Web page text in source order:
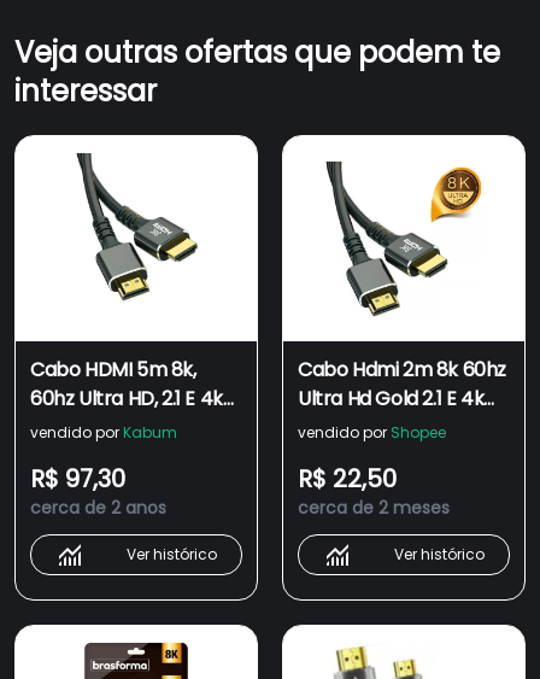
Veja outras ofertas que podem te
interessar
Cabo HDMI 5m 8k,
60hz Ultra HD, 2.1 E 4k
120hz, 5 Metros
vendido por Kabum
R$ 97,30
cerca de 2 anos
Ver histórico
Cabo Hdmi 2m 8k 60hz
Ultra Hd Gold 2.1 E 4k
120hz 2 Metros
vendido por Shopee
R$ 22,50
cerca de 2 meses
Ver histórico